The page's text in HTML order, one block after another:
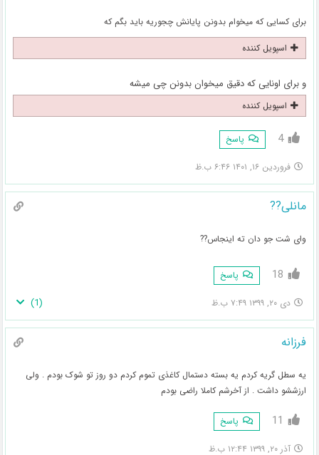
برای کسایی که میخوام بدونن پایانش چجوریه باید بگم که
اسپویل کننده
و برای اونایی که دقیق میخوان بدونن چی میشه
اسپویل کننده
4 پاسخ
فروردین ۱۶, ۱۴۰۱ ۶:۴۶ ب.ظ
مانلی??
وای شت جو دان ته اینجاس??
18 پاسخ
دی ۲۰, ۱۳۹۹ ۷:۴۹ ب.ظ (
1
)
فرزانه
یه سطل گریه کردم یه بسته دستمال کاغذی تموم کردم دو روز تو شوک بودم . ولی
ارزششو داشت . از آخرشم کاملا راضی بودم
11 پاسخ
آذر ۲۰, ۱۳۹۹ ۱۲:۴۴ ب.ظ